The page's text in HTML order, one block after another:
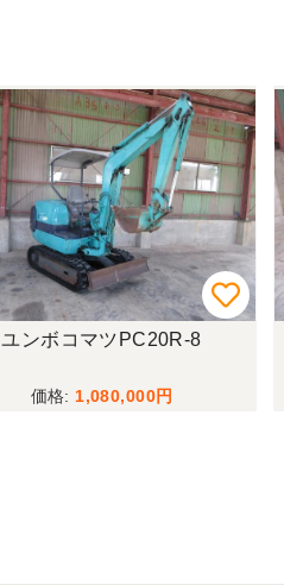
ユンボコマツPC20R-8
1,080,000